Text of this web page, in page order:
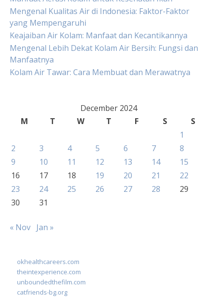
Mengenal Kualitas Air di Indonesia: Faktor-Faktor
yang Mempengaruhi
Keajaiban Air Kolam: Manfaat dan Kecantikannya
Mengenal Lebih Dekat Kolam Air Bersih: Fungsi dan
Manfaatnya
Kolam Air Tawar: Cara Membuat dan Merawatnya
December 2024
M
T W T F S
S
1
2
3 4 5 6 7
8
9
10 11 12 13 14
15
16
17 18 19 20 21
22
23
24 25 26 27 28
29
30
31
« Nov Jan »
okhealthcareers.com
theintexperience.com
unboundedthefilm.com
catfriends-bg.org